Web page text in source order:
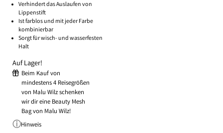
Verhindert das Auslaufen von
Lippenstift
Ist farblos und mit jeder Farbe
kombinierbar
Sorgt für wisch- und wasserfesten
Halt
Auf Lager!
Beim Kauf von
mindestens 4 Reisegrößen
von Malu Wilz schenken
wir dir eine Beauty Mesh
Bag von Malu Wilz!
Hinweis